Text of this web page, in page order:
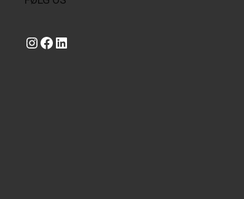
Instagram https://www.facebook.com/danishbeachvolleytour LinkedIn